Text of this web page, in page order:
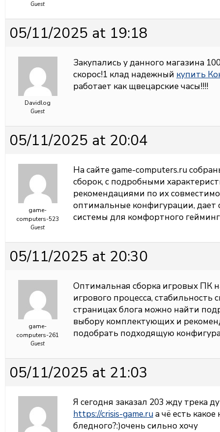
Guest
05/11/2025 at 19:18
Davidlog
Guest
Закупались у данного магазина
скорос!1 клад надежный купить
работает как щвецарские часы!!!!
05/11/2025 at 20:04
game-
computers-523
Guest
На сайтеgame-computers.ru
сборок, с подробными
рекомендациями по их
оптимальные конфигурации, дает
системы для комфортного
05/11/2025 at 20:30
game-
computers-261
Guest
Оптимальная сборка игровых ПК
игрового процесса, стабильность
страницах блога можно найти
выбору комплектующих и
подобрать подходящую
05/11/2025 at 21:03
Я сегодня заказал 203 жду трека
https://crisis-game.ruа чё есть
бледного?:)очень сильно хочу